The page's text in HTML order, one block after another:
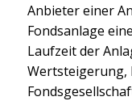
Anbieter einer
Fondsanlage
Laufzeit der
Wertsteigerung,